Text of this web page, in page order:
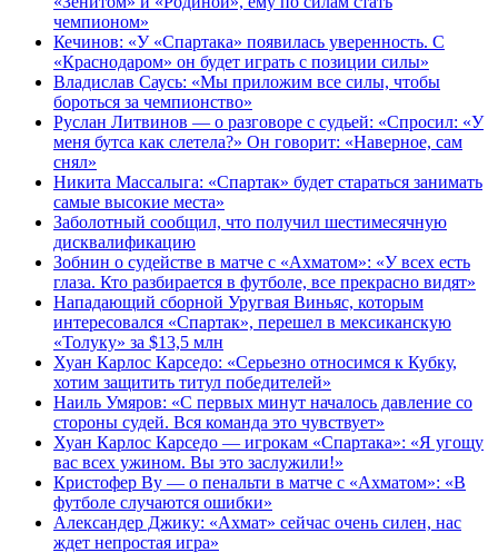
чемпионом»
Кечинов: «У «Спартака» появилась уверенность. С
«Краснодаром» он будет играть с позиции силы»
Владислав Саусь: «Мы приложим все силы, чтобы
бороться за чемпионство»
Руслан Литвинов — о разговоре с судьей: «Спросил: «У
меня бутса как слетела?» Он говорит: «Наверное, сам
снял»
Никита Массалыга: «Спартак» будет стараться занимать
самые высокие места»
Заболотный сообщил, что получил шестимесячную
дисквалификацию
Зобнин о судействе в матче с «Ахматом»: «У всех есть
глаза. Кто разбирается в футболе, все прекрасно видят»
Нападающий сборной Уругвая Виньяс, которым
интересовался «Спартак», перешел в мексиканскую
«Толуку» за $13,5 млн
Хуан Карлос Карседо: «Серьезно относимся к Кубку,
хотим защитить титул победителей»
Наиль Умяров: «С первых минут началось давление со
стороны судей. Вся команда это чувствует»
Хуан Карлос Карседо — игрокам «Спартака»: «Я угощу
вас всех ужином. Вы это заслужили!»
Кристофер Ву — о пенальти в матче с «Ахматом»: «В
футболе случаются ошибки»
Александер Джику: «Ахмат» сейчас очень силен, нас
ждет непростая игра»